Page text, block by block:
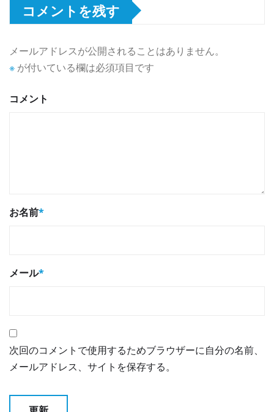
コメントを残す
メールアドレスが公開されることはありません。
※ が付いている欄は必須項目です
コメント
お名前*
メール*
次回のコメントで使用するためブラウザーに自分の名前、
メールアドレス、サイトを保存する。